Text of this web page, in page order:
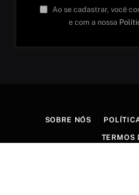
Ao se cadastrar, você
e com a nossa
SOBRE NÓS
TERMOS